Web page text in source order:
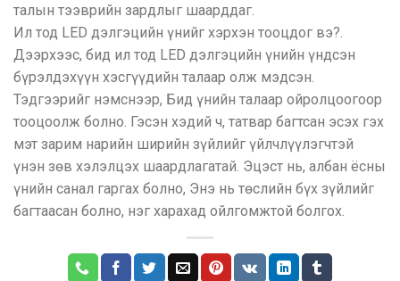
талын тээврийн зардлыг шаарддаг.
Ил тод LED дэлгэцийн үнийг хэрхэн тооцдог вэ?.
Дээрхээс, бид ил тод LED дэлгэцийн үнийн үндсэн
бүрэлдэхүүн хэсгүүдийн талаар олж мэдсэн.
Тэдгээрийг нэмснээр, Бид үнийн талаар ойролцоогоор
тооцоолж болно. Гэсэн хэдий ч, татвар багтсан эсэх гэх
мэт зарим нарийн ширийн зүйлийг үйлчлүүлэгчтэй
үнэн зөв хэлэлцэх шаардлагатай. Эцэст нь, албан ёсны
үнийн санал гаргах болно, Энэ нь төслийн бүх зүйлийг
багтаасан болно, нэг харахад ойлгомжтой болгох.